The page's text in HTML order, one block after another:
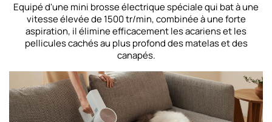
Equipé d'une mini brosse électrique spéciale qui bat à une
vitesse élevée de 1500 tr/min, combinée à une forte
aspiration, il élimine efficacement les acariens et les
pellicules cachés au plus profond des matelas et des
canapés.